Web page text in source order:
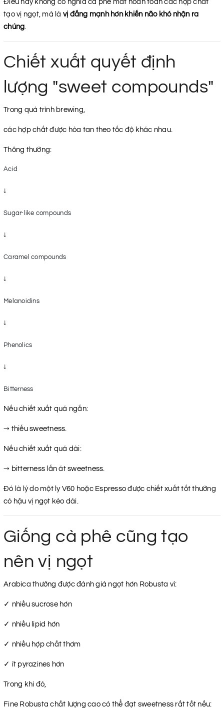
Điều này không có nghĩa cà phê mất hoàn toàn các hợp chất
tạo vị ngọt, mà là vị đắng mạnh hơn khiến não khó nhận ra
chúng.
Chiết xuất quyết định
lượng "sweet compounds"
Trong quá trình brewing,
các hợp chất được hòa tan theo tốc độ khác nhau.
Thông thường:
Acid
↓
Sugar-like compounds
↓
Caramel compounds
↓
Melanoidins
↓
Phenolics
↓
Nếu chiết xuất quá ngắn:
→ thiếu sweetness.
Nếu chiết xuất quá dài:
→ bitterness lấn át sweetness.
Đó là lý do một ly V60 hoặc Espresso được chiết xuất tốt thường
có hậu vị ngọt kéo dài.
Giống cà phê cũng tạo
nên vị ngọt
Arabica thường được đánh giá ngọt hơn Robusta vì:
✓ nhiều sucrose hơn
✓ nhiều lipid hơn
✓ nhiều hợp chất thơm
✓ ít pyrazines hơn
Trong khi đó,
Fine Robusta chất lượng cao có thể đạt sweetness rất tốt nếu: